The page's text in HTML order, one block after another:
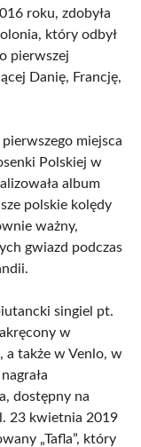
roku, zdobyła
który odbył
pierwszej
Danię, Francję,
miejsca
Polskiej w
album
polskie kolędy
ważny,
gwiazd podczas
singiel pt.
w
a także w Venlo, w
dostępny na
23 kwietnia 2019
„Tafla”, który